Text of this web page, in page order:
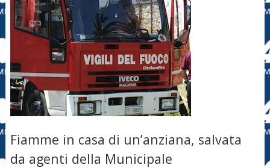
Fiamme in casa di un’anziana, salvata
da agenti della Municipale